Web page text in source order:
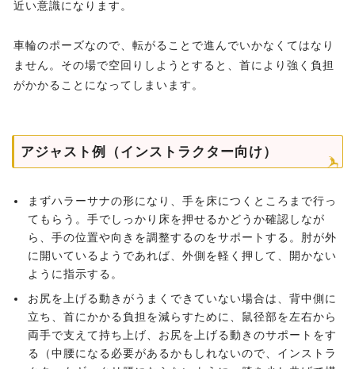
近い意識になります。
車輪のポーズなので、転がることで進んでいかなくてはなり
ません。その場で空回りしようとすると、首により強く負担
がかかることになってしまいます。
アジャスト例（インストラクター向け）
まずハラーサナの形になり、手を床につくところまで行っ
てもらう。手でしっかり床を押せるかどうか確認しなが
ら、手の位置や向きを調整するのをサポートする。肘が外
に開いているようであれば、外側を軽く押して、開かない
ように指示する。
お尻を上げる動きがうまくできていない場合は、背中側に
立ち、首にかかる負担を減らすために、鼠径部を左右から
両手で支えて持ち上げ、お尻を上げる動きのサポートをす
る（中腰になる必要があるかもしれないので、インストラ